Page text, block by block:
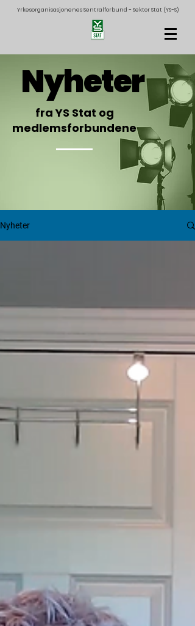
Yrkesorganisasjonenes Sentralforbund - Sektor Stat (YS-S)
Nyheter
fra YS Stat og
medlemsforbundene
Nyheter